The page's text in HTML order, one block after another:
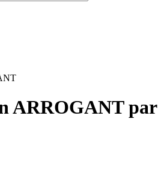
ARROGANT par